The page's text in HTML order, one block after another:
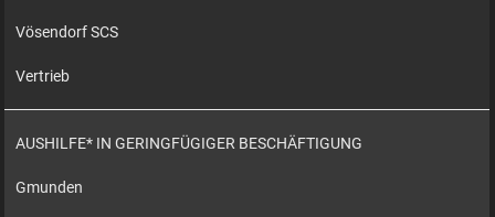
Vösendorf SCS
Vertrieb
AUSHILFE* IN GERINGFÜGIGER BESCHÄFTIGUNG
Gmunden